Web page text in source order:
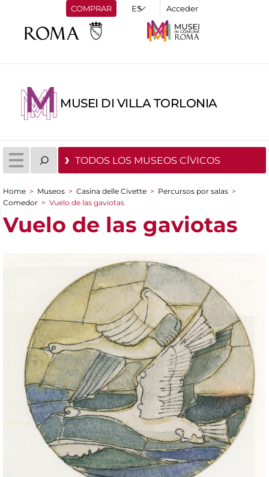
COMPRAR Acceder
MUSEI DI VILLA TORLONIA
TODOS LOS MUSEOS CÍVICOS
You are here
Home > Museos > Casina delle Civette > Percursos por salas >
Comedor > Vuelo de las gaviotas
Vuelo de las gaviotas